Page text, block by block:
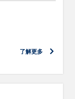
了解更多